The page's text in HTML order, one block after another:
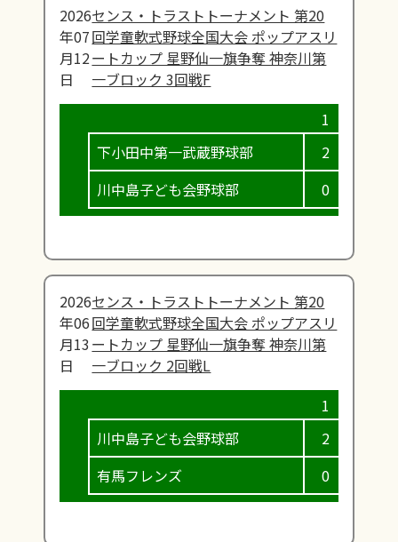
2026
年07
月12
日
センス・トラストトーナメント 第20
回学童軟式野球全国大会 ポップアスリ
ートカップ 星野仙一旗争奪 神奈川第
一ブロック 3回戦F
下小田中第一武蔵野球部
川中島子ども会野球部
2
0
2026
年06
月13
日
センス・トラストトーナメント 第20
回学童軟式野球全国大会 ポップアスリ
ートカップ 星野仙一旗争奪 神奈川第
一ブロック 2回戦L
川中島子ども会野球部
有馬フレンズ
2
0